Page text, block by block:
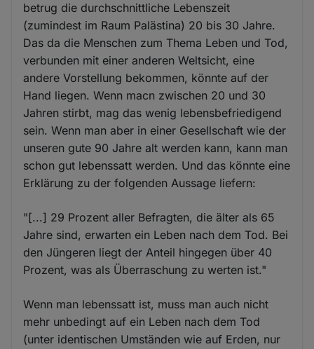
betrug die durchschnittliche Lebenszeit
(zumindest im Raum Palästina) 20 bis 30 Jahre.
Das da die Menschen zum Thema Leben und Tod,
verbunden mit einer anderen Weltsicht, eine
andere Vorstellung bekommen, könnte auf der
Hand liegen. Wenn macn zwischen 20 und 30
Jahren stirbt, mag das wenig lebensbefriedigend
sein. Wenn man aber in einer Gesellschaft wie der
unseren gute 90 Jahre alt werden kann, kann man
schon gut lebenssatt werden. Und das könnte eine
Erklärung zu der folgenden Aussage liefern:
"[...] 29 Prozent aller Befragten, die älter als 65
Jahre sind, erwarten ein Leben nach dem Tod. Bei
den Jüngeren liegt der Anteil hingegen über 40
Prozent, was als Überraschung zu werten ist."
Wenn man lebenssatt ist, muss man auch nicht
mehr unbedingt auf ein Leben nach dem Tod
(unter identischen Umständen wie auf Erden, nur